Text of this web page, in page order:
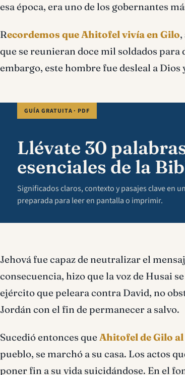
esa época, era uno de los gobernantes
Recordemos que Ahitofel vivía en Gilo
que se reunieran doce mil soldados
embargo, este hombre fue desleal a Dios
GUÍA GRATUITA · PDF
Llévate 30
esenciales de la
Significados claros, contexto y pasajes clave en
preparada para leer en pantalla o imprimir.
Jehová fue capaz de neutralizar el
consecuencia, hizo que la voz de Husai
ejército que peleara contra David, no
Jordán con el fin de permanecer a salvo.
Sucedió entonces que Ahitofel de Gilo al
pueblo, se marchó a su casa. Los actos
poner fin a su vida suicidándose. En el